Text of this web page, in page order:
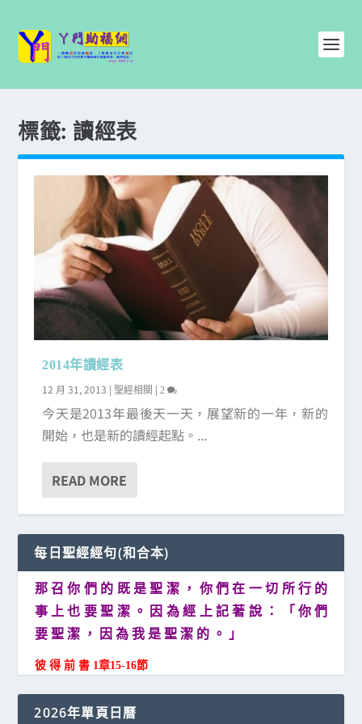
標籤: 讀經表
2014年讀經表
12 月 31, 2013 |聖經相關 |2
今天是2013年最後天一天，展望新的一年，新的
開始，也是新的讀經起點。...
READ MORE
每日聖經經句(和合本)
那 召 你 們 的 既 是 聖 潔 ， 你 們 在 一 切 所 行 的
事 上 也 要 聖 潔 。 因 為 經 上 記 著 說 ： 「 你 們
要 聖 潔 ， 因 為 我 是 聖 潔 的 。 」
彼 得 前 書 1章15-16節
2026年單頁日曆